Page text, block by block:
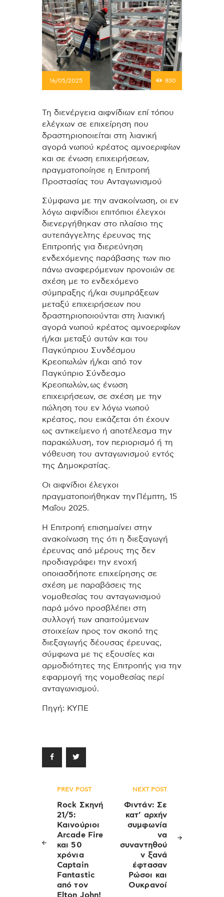
16/05/2025 830
Τη διενέργεια αιφνίδιων επί τόπου
ελέγχων σε επιχείρηση που
δραστηριοποιείται στη λιανική
αγορά νωπού κρέατος αμνοεριφίων
και σε ένωση επιχειρήσεων,
πραγματοποίησε η Επιτροπή
Προστασίας του Ανταγωνισμού
Σύμφωνα με την ανακοίνωση, οι εν
λόγω αιφνίδιοι επιτόπιοι έλεγχοι
διενεργήθηκαν στο πλαίσιο της
αυτεπάγγελτης έρευνας της
Επιτροπής για διερεύνηση
ενδεχόμενης παράβασης των πιο
πάνω αναφερόμενων προνοιών σε
σχέση με το ενδεχόμενο
σύμπραξης ή/και συμπράξεων
μεταξύ επιχειρήσεων που
δραστηριοποιούνται στη λιανική
αγορά νωπού κρέατος αμνοεριφίων
ή/και μεταξύ αυτών και του
Παγκύπριου Συνδέσμου
Κρεοπωλών ή/και από τον
Παγκύπριο Σύνδεσμο
Κρεοπωλών, ως ένωση
επιχειρήσεων, σε σχέση με την
πώληση του εν λόγω νωπού
κρέατος, που εικάζεται ότι έχουν
ως αντικείμενο ή αποτέλεσμα την
παρακώλυση, τον περιορισμό ή τη
νόθευση του ανταγωνισμού εντός
της Δημοκρατίας.
Οι αιφνίδιοι έλεγχοι
πραγματοποιήθηκαν την Πέμπτη, 15
Μαΐου 2025.
Η Επιτροπή επισημαίνει στην
ανακοίνωση της ότι η διεξαγωγή
έρευνας από μέρους της δεν
προδιαγράφει την ενοχή
οποιασδήποτε επιχείρησης σε
σχέση με παραβάσεις της
νομοθεσίας του ανταγωνισμού
παρά μόνο προσβλέπει στη
συλλογή των απαιτούμενων
στοιχείων προς τον σκοπό της
διεξαγωγής δέουσας έρευνας,
σύμφωνα με τις εξουσίες και
αρμοδιότητες της Επιτροπής για την
εφαρμογή της νομοθεσίας περί
ανταγωνισμού.
Πηγή: ΚΥΠΕ
Πλοήγηση
άρθρων
PREV POST
Rock Σκηνή
21/5:
Καινούριοι
Arcade Fire
και 50
χρόνια
Captain
Fantastic
από τον
Elton John!
NEXT POST
Φιντάν: Σε
κατ’ αρχήν
συμφωνία
να
συναντηθού
ν ξανά
έφτασαν
Ρώσοι και
Ουκρανοί